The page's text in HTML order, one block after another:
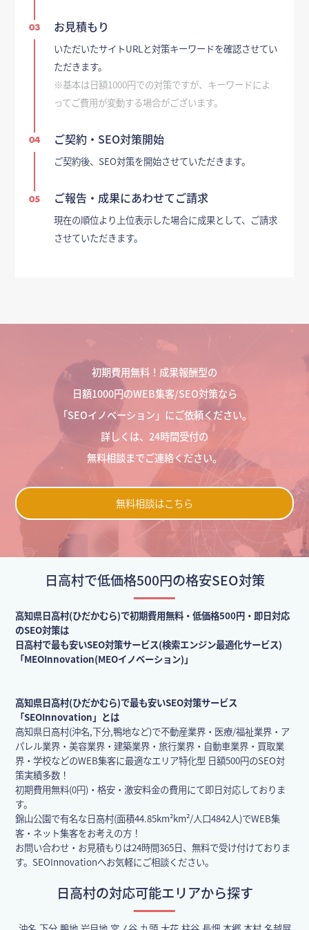
03 お見積もり
いただいたサイトURLと対策キーワードを確認させてい
ただきます。
※基本は日額1000円での対策ですが、キーワードによ
ってご費用が変動する場合がございます。
04 ご契約・SEO対策開始
ご契約後、SEO対策を開始させていただきます。
05 ご報告・成果にあわせてご請求
現在の順位より上位表示した場合に成果として、ご請求
させていただきます。
初期費用無料！成果報酬型の
日額1000円のWEB集客/SEO対策なら
「SEOイノベーション」にご依頼ください。
詳しくは、24時間受付の
無料相談までご連絡ください。
無料相談はこちら
日高村で低価格500円の格安SEO対策
高知県日高村(ひだかむら)で初期費用無料・低価格500円・即日対応
のSEO対策は
日高村で最も安いSEO対策サービス(検索エンジン最適化サービス)
「MEOInnovation(MEOイノベーション)」
高知県日高村(ひだかむら)で最も安いSEO対策サービス
「SEOInnovation」とは
高知県日高村(沖名,下分,鴨地など)で不動産業界・医療/福祉業界・ア
パレル業界・美容業界・建築業界・旅行業界・自動車業界・買取業
界・学校などのWEB集客に最適なエリア特化型 日額500円のSEO対
策実績多数！
初期費用無料(0円)・格安・激安料金の費用にて即日対応しておりま
す。
錦山公園で有名な日高村(面積44.85km²km²/人口4842人)でWEB集
客・ネット集客をお考えの方！
お問い合わせ・お見積もりは24時間365日、無料で受け付けておりま
す。SEOInnovationへお気軽にご相談ください。
日高村の対応可能エリアから探す